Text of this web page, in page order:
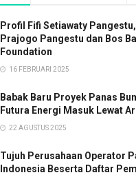
Profil Fifi Setiawaty
Prajogo Pangestu dan Bos
Foundation
16 FEBRUARI 2025
Babak Baru Proyek Panas
Futura Energi Masuk Lewat
22 AGUSTUS 2025
Tujuh Perusahaan Operator
Indonesia Beserta Daftar